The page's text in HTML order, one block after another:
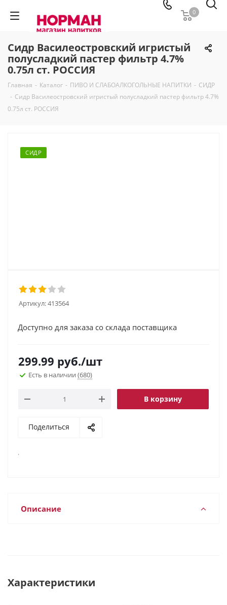
0
Сидр Василеостровский игристый
полусладкий пастер фильтр 4.7%
0.75л ст. РОССИЯ
Главная - Каталог - ПИВО И СЛАБОАЛКОГОЛЬНЫЕ НАПИТКИ - СИДР
- Сидр Василеостровский игристый полусладкий пастер фильтр 4.7%
0.75л ст. РОССИЯ
СИДР
Артикул:413564
Доступно для заказа со склада поставщика
299.99 руб./шт
Есть в наличии (680)
В корзину
Поделиться
.
Описание
Характеристики